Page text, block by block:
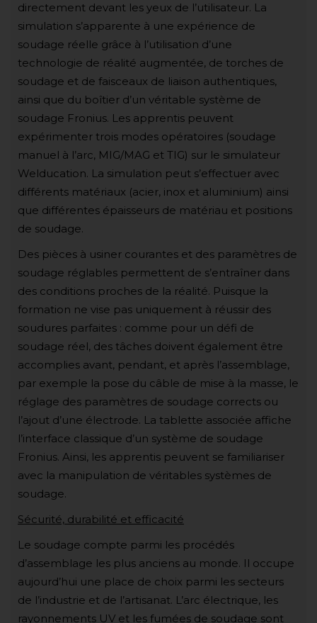
directement devant les yeux de l’utilisateur. La
simulation s’apparente à une expérience de
soudage réelle grâce à l’utilisation d’une
technologie de réalité augmentée, de torches de
soudage et de faisceaux de liaison authentiques,
ainsi que du boîtier d’un véritable système de
soudage Fronius. Les apprentis peuvent
expérimenter trois modes opératoires (soudage
manuel à l’arc, MIG/MAG et TIG) sur le simulateur
Welducation. La simulation peut s’effectuer avec
différents matériaux (acier, inox et aluminium) ainsi
que différentes épaisseurs de matériau et positions
de soudage.
Des pièces à usiner courantes et des paramètres de
soudage réglables permettent de s’entraîner dans
des conditions proches de la réalité. Puisque la
formation ne vise pas uniquement à réussir des
soudures parfaites : comme pour un défi de
soudage réel, des tâches doivent également être
accomplies avant, pendant, et après l’assemblage,
par exemple la pose du câble de mise à la masse, le
réglage des paramètres de soudage corrects ou
l’ajout d’une électrode. La tablette associée affiche
l’interface classique d’un système de soudage
Fronius. Ainsi, les apprentis peuvent se familiariser
avec la manipulation de véritables systèmes de
soudage.
Sécurité, durabilité et efficacité
Le soudage compte parmi les procédés
d’assemblage les plus anciens au monde. Il occupe
aujourd’hui une place de choix parmi les secteurs
de l’industrie et de l’artisanat. L’arc électrique, les
rayonnements UV et les fumées de soudage sont